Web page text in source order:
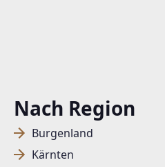
Nach Region
Burgenland
Kärnten